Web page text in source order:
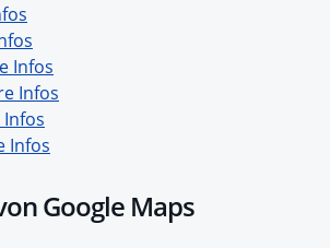
Infos
Infos
Infos
Google Maps